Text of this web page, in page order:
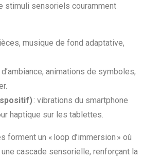
stimuli sensoriels couramment
musique de fond adaptative,
animations de symboles,
: vibrations du smartphone
haptique sur les tablettes.
forment un « loop d’immersion » où
cascade sensorielle, renforçant la